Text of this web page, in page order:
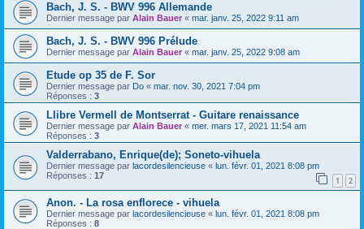
Bach, J. S. - BWV 996 Allemande
Dernier message par Alain Bauer « mar. janv. 25, 2022 9:11 am
Bach, J. S. - BWV 996 Prélude
Dernier message par Alain Bauer « mar. janv. 25, 2022 9:08 am
Etude op 35 de F. Sor
Dernier message par Do « mar. nov. 30, 2021 7:04 pm
Réponses : 3
Llibre Vermell de Montserrat - Guitare renaissance
Dernier message par Alain Bauer « mer. mars 17, 2021 11:54 am
Réponses : 3
Valderrabano, Enrique(de); Soneto-vihuela
Dernier message par lacordesilencieuse « lun. févr. 01, 2021 8:08 pm
Réponses : 17 1 2
Anon. - La rosa enflorece - vihuela
Dernier message par lacordesilencieuse « lun. févr. 01, 2021 8:08 pm
Réponses : 8